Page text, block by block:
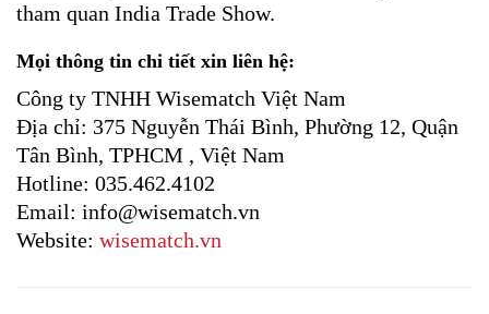
tham quan India Trade Show.
Mọi thông tin chi tiết xin liên hệ:
Công ty TNHH Wisematch Việt Nam
Địa chỉ: 375 Nguyễn Thái Bình, Phường 12, Quận
Tân Bình, TPHCM , Việt Nam
Hotline: 035.462.4102
Email: info@wisematch.vn
Website: wisematch.vn